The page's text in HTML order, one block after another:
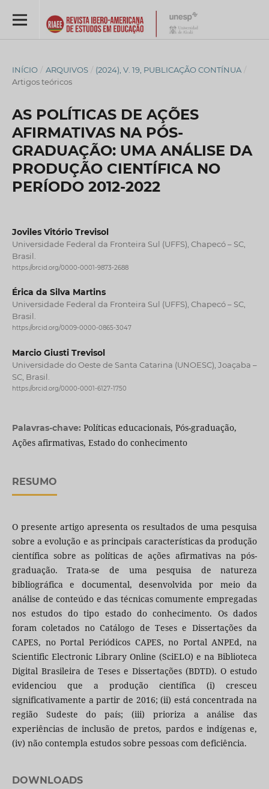
INÍCIO / ARQUIVOS / (2024), V. 19, PUBLICAÇÃO CONTÍNUA /
Artigos teóricos
AS POLÍTICAS DE AÇÕES
AFIRMATIVAS NA PÓS-
GRADUAÇÃO: UMA ANÁLISE DA
PRODUÇÃO CIENTÍFICA NO
PERÍODO 2012-2022
Joviles Vitório Trevisol
Universidade Federal da Fronteira Sul (UFFS), Chapecó – SC,
Brasil.
https://orcid.org/0000-0001-9873-2688
Érica da Silva Martins
Universidade Federal da Fronteira Sul (UFFS), Chapecó – SC,
Brasil.
https://orcid.org/0009-0000-0865-3047
Marcio Giusti Trevisol
Universidade do Oeste de Santa Catarina (UNOESC), Joaçaba –
SC, Brasil.
https://orcid.org/0000-0001-6127-1750
Palavras-chave: Políticas educacionais, Pós-graduação,
Ações afirmativas, Estado do conhecimento
RESUMO
O presente artigo apresenta os resultados de uma pesquisa
sobre a evolução e as principais características da produção
científica sobre as políticas de ações afirmativas na pós-
graduação. Trata-se de uma pesquisa de natureza
bibliográfica e documental, desenvolvida por meio da
análise de conteúdo e das técnicas comumente empregadas
nos estudos do tipo estado do conhecimento. Os dados
foram coletados no Catálogo de Teses e Dissertações da
CAPES, no Portal Periódicos CAPES, no Portal ANPEd, na
Scientific Electronic Library Online (SciELO) e na Biblioteca
Digital Brasileira de Teses e Dissertações (BDTD). O estudo
evidenciou que a produção científica (i) cresceu
significativamente a partir de 2016; (ii) está concentrada na
região Sudeste do país; (iii) prioriza a análise das
experiências de inclusão de pretos, pardos e indígenas e,
(iv) não contempla estudos sobre pessoas com deficiência.
DOWNLOADS